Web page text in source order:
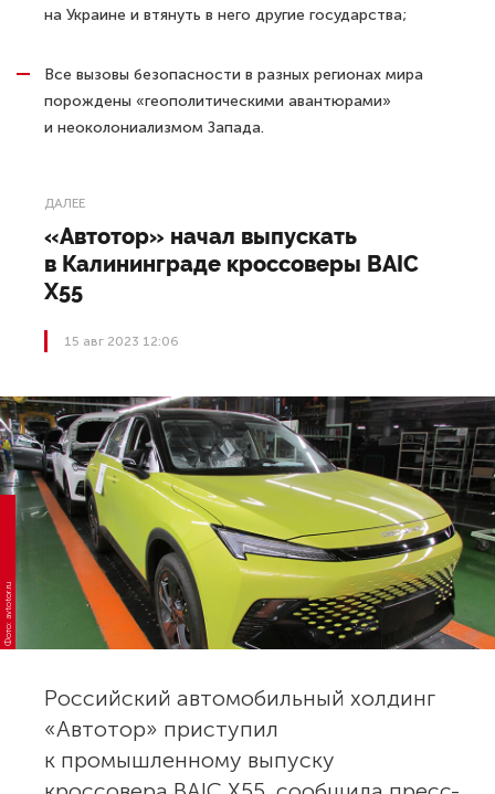
на Украине и втянуть в него другие государства;
Все вызовы безопасности в разных регионах мира
порождены «геополитическими авантюрами»
и неоколониализмом Запада.
ДАЛЕЕ
«Автотор» начал выпускать
в Калининграде кроссоверы BAIC
X55
15 авг 2023 12:06
Фото: avtotor.ru
Российский автомобильный холдинг
«Автотор» приступил
к промышленному выпуску